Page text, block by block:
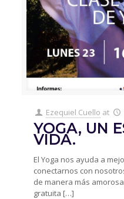
Ezequiel Cuello at
YOGA, UN
VIDA.
El Yoga nos ayuda a
conectarnos con
de manera más
gratuita […]